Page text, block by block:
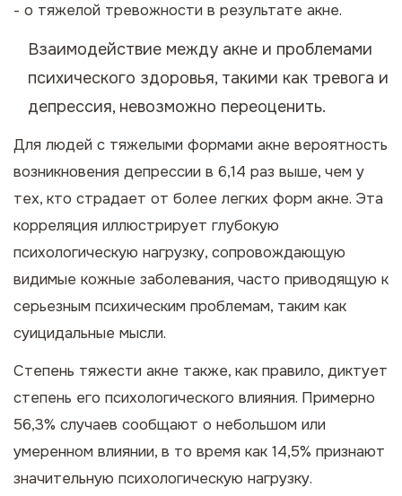
- о тяжелой тревожности в результате акне.
Взаимодействие между акне и проблемами
психического здоровья, такими как тревога и
депрессия, невозможно переоценить.
Для людей с тяжелыми формами акне вероятность
возникновения депрессии в 6,14 раз выше, чем у
тех, кто страдает от более легких форм акне. Эта
корреляция иллюстрирует глубокую
психологическую нагрузку, сопровождающую
видимые кожные заболевания, часто приводящую к
серьезным психическим проблемам, таким как
суицидальные мысли.
Степень тяжести акне также, как правило, диктует
степень его психологического влияния. Примерно
56,3% случаев сообщают о небольшом или
умеренном влиянии, в то время как 14,5% признают
значительную психологическую нагрузку.